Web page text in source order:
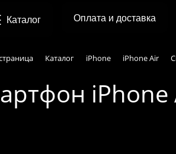
Каталог Оплата и доставка
Каталог iPhone iPhone Air
iPhone